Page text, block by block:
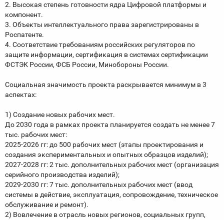
2. Высокая степень готовности ядра Цифровой платформы и
компонент.
3. Объекты интеллектуального права зарегистрированы в
Роспатенте.
4. Соответствие требованиям российских регуляторов по
защите информации, сертификация в системах сертификации
ФСТЭК России, ФСБ России, Минобороны России.
Социальная значимость проекта раскрывается минимум в 3
аспектах:
1) Создание новых рабочих мест.
До 2030 года в рамках проекта планируется создать не менее 7
тыс. рабочих мест:
2025-2026 гг: до 500 рабочих мест (этапы проектирования и
создания экспериментальных и опытных образцов изделий);
2027-2028 гг: 2 тыс. дополнительных рабочих мест (организация
серийного производства изделий);
2029-2030 гг: 7 тыс. дополнительных рабочих мест (ввод
системы в действие, эксплуатация, сопровождение, техническое
обслуживание и ремонт).
2) Вовлечение в отрасль новых регионов, социальных групп,